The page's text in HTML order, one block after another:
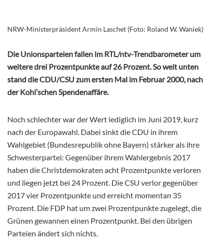
NRW-Ministerpräsident Armin Laschet (Foto: Roland W. Waniek)
Die Unionsparteien fallen im RTL/ntv-Trendbarometer um
weitere drei Prozentpunkte auf 26 Prozent. So weit unten
stand die CDU/CSU zum ersten Mal im Februar 2000, nach
der Kohl’schen Spendenaffäre.
Noch schlechter war der Wert lediglich im Juni 2019, kurz
nach der Europawahl. Dabei sinkt die CDU in ihrem
Wahlgebiet (Bundesrepublik ohne Bayern) stärker als ihre
Schwesterpartei: Gegenüber ihrem Wahlergebnis 2017
haben die Christdemokraten acht Prozentpunkte verloren
und liegen jetzt bei 24 Prozent. Die CSU verlor gegenüber
2017 vier Prozentpunkte und erreicht momentan 35
Prozent. Die FDP hat um zwei Prozentpunkte zugelegt, die
Grünen gewannen einen Prozentpunkt. Bei den übrigen
Parteien ändert sich nichts.